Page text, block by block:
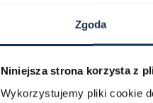
Zgoda
Niniejsza strona korzysta z
Wykorzystujemy pliki cookie
jest możliwe za pomocą
karuzeli